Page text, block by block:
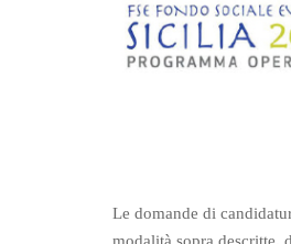
Le domande di